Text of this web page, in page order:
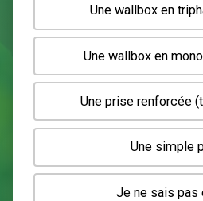
Quel type de
Une wallbox
Une wallbox